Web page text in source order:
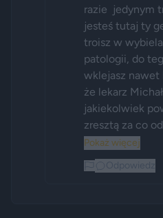
razie  jedynym
jesteś tutaj ty
troisz w
patologii, do
wklejasz nawet
że lekarz
jakiekolwiek
zresztą za co
Pokaż więcej